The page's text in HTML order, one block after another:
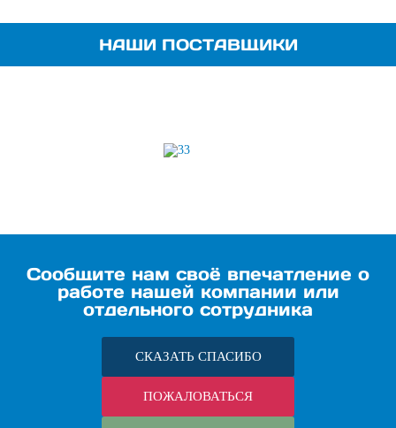
НАШИ ПОСТАВЩИКИ
Сообщите нам своё впечатление о
работе нашей компании или
отдельного сотрудника
СКАЗАТЬ СПАСИБО
ПОЖАЛОВАТЬСЯ